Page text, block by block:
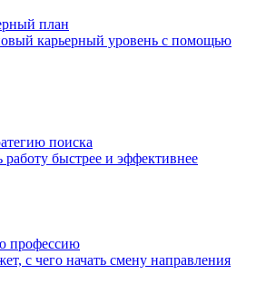
план
карьерный уровень с помощью
поиска
быстрее и эффективнее
профессию
с чего начать смену направления